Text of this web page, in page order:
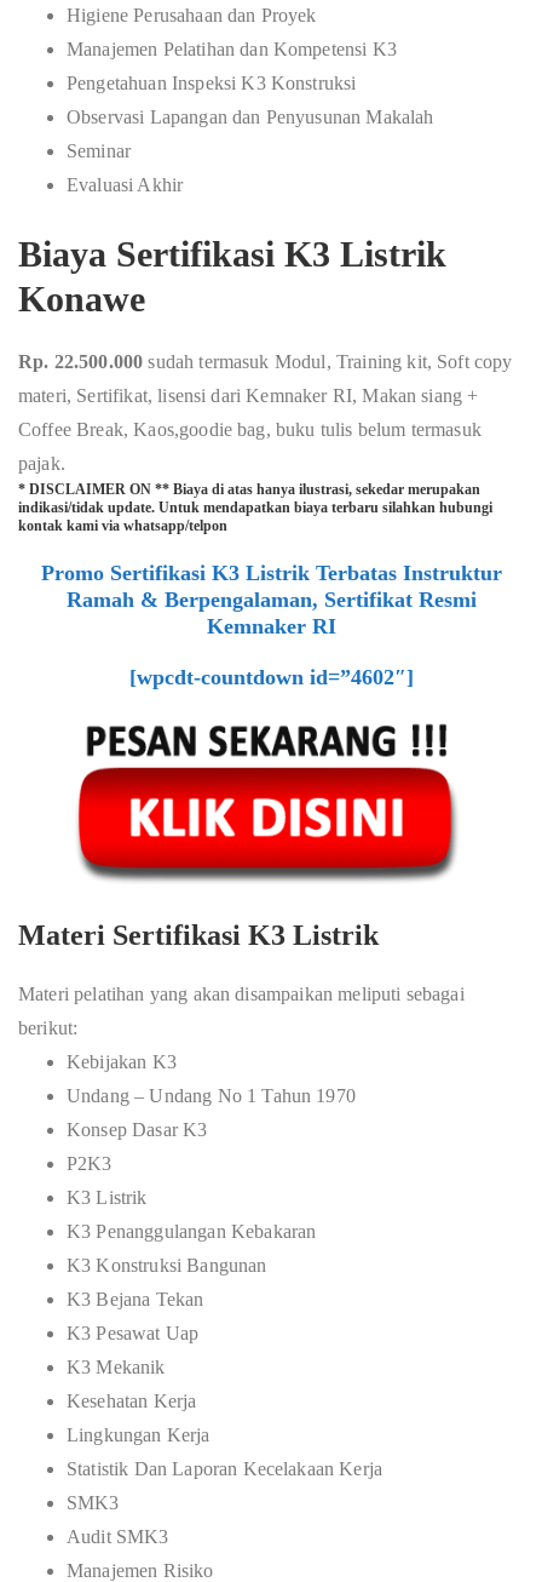
Higiene Perusahaan dan Proyek
Manajemen Pelatihan dan Kompetensi K3
Pengetahuan Inspeksi K3 Konstruksi
Observasi Lapangan dan Penyusunan Makalah
Seminar
Evaluasi Akhir
Biaya Sertifikasi K3 Listrik
Konawe
Rp. 22.500.000sudah termasuk Modul, Training kit, Soft copy
materi, Sertifikat, lisensi dari Kemnaker RI, Makan siang +
Coffee Break, Kaos,goodie bag, buku tulis belum termasuk
pajak.
* DISCLAIMER ON ** Biaya di atas hanya ilustrasi, sekedar merupakan
indikasi/tidak update. Untuk mendapatkan biaya terbaru silahkan hubungi
kontak kami via whatsapp/telpon
Promo Sertifikasi K3 Listrik Terbatas Instruktur
Ramah & Berpengalaman, Sertifikat Resmi
Kemnaker RI
[wpcdt-countdown id=”4602″]
Materi Sertifikasi K3 Listrik
Materi pelatihan yang akan disampaikan meliputi sebagai
berikut:
Kebijakan K3
Undang – Undang No 1 Tahun 1970
Konsep Dasar K3
P2K3
K3 Listrik
K3 Penanggulangan Kebakaran
K3 Konstruksi Bangunan
K3 Bejana Tekan
K3 Pesawat Uap
K3 Mekanik
Kesehatan Kerja
Lingkungan Kerja
Statistik Dan Laporan Kecelakaan Kerja
SMK3
Audit SMK3
Manajemen Risiko